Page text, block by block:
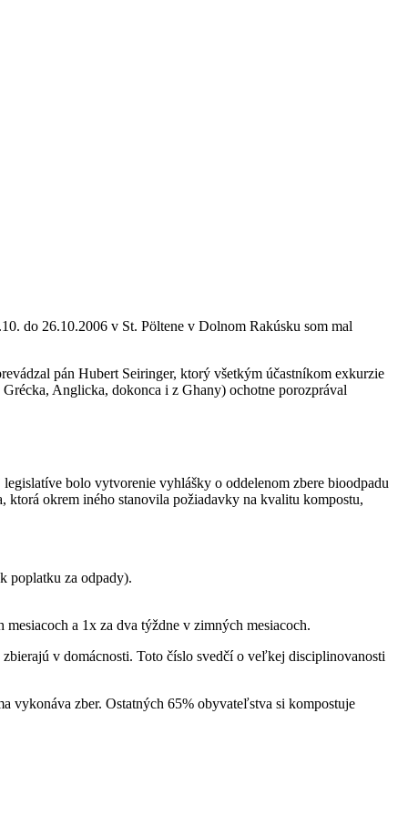
do 26.10.2006 v St. Pöltene v Dolnom Rakúsku som mal
pán Hubert Seiringer, ktorý všetkým účastníkom exkurzie
Anglicka, dokonca i z Ghany) ochotne porozprával
bolo vytvorenie vyhlášky o oddelenom zbere bioodpadu
okrem iného stanovila požiadavky na kvalitu kompostu,
poplatku za odpady).
a 1x za dva týždne v zimných mesiacoch.
v domácnosti. Toto číslo svedčí o veľkej disciplinovanosti
vykonáva zber. Ostatných 65% obyvateľstva si kompostuje